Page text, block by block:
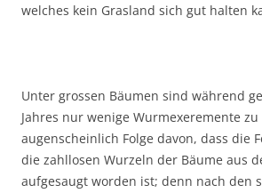
welches kein Grasland sich gut halten
Unter grossen Bäumen sind während
Jahres nur wenige Wurmexeremente
augenscheinlich Folge davon, dass die
die zahllosen Wurzeln der Bäume aus
aufgesaugt worden ist; denn nach den